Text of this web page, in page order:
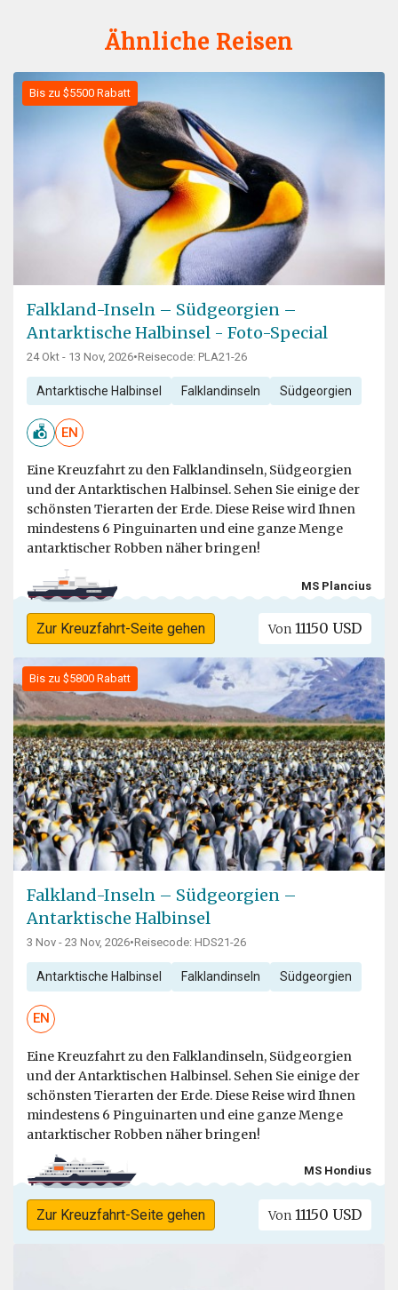
Ähnliche Reisen
Bis zu $5500 Rabatt
Falkland-Inseln – Südgeorgien –
Antarktische Halbinsel - Foto-Special
24 Okt - 13 Nov, 2026•Reisecode: PLA21-26
Antarktische Halbinsel Falklandinseln Südgeorgien
EN
Eine Kreuzfahrt zu den Falklandinseln, Südgeorgien
und der Antarktischen Halbinsel. Sehen Sie einige der
schönsten Tierarten der Erde. Diese Reise wird Ihnen
mindestens 6 Pinguinarten und eine ganze Menge
antarktischer Robben näher bringen!
MS Plancius
Zur Kreuzfahrt-Seite gehen Von 11150 USD
Bis zu $5800 Rabatt
Falkland-Inseln – Südgeorgien –
Antarktische Halbinsel
3 Nov - 23 Nov, 2026•Reisecode: HDS21-26
Antarktische Halbinsel Falklandinseln Südgeorgien
EN
Eine Kreuzfahrt zu den Falklandinseln, Südgeorgien
und der Antarktischen Halbinsel. Sehen Sie einige der
schönsten Tierarten der Erde. Diese Reise wird Ihnen
mindestens 6 Pinguinarten und eine ganze Menge
antarktischer Robben näher bringen!
MS Hondius
Zur Kreuzfahrt-Seite gehen Von 11150 USD